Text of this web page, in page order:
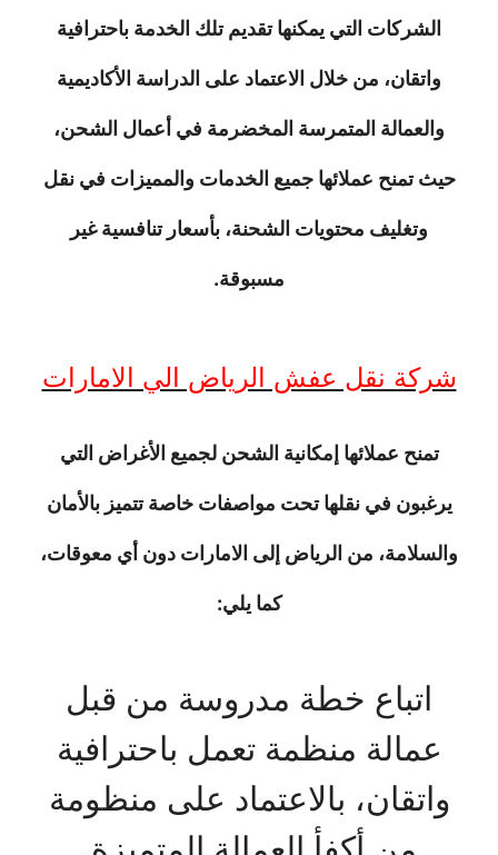
الشركات التي يمكنها تقديم تلك الخدمة باحترافية
واتقان، من خلال الاعتماد على الدراسة الأكاديمية
والعمالة المتمرسة المخضرمة في أعمال الشحن،
حيث تمنح عملائها جميع الخدمات والمميزات في نقل
وتغليف محتويات الشحنة، بأسعار تنافسية غير
مسبوقة.
شركة نقل عفش الرياض الي الامارات
تمنح عملائها إمكانية الشحن لجميع الأغراض التي
يرغبون في نقلها تحت مواصفات خاصة تتميز بالأمان
والسلامة، من الرياض إلى الامارات دون أي معوقات،
كما يلي:
اتباع خطة مدروسة من قبل
عمالة منظمة تعمل باحترافية
واتقان، بالاعتماد على منظومة